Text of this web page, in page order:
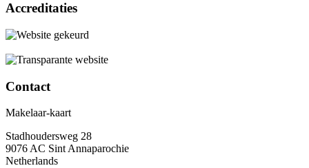
Accreditaties
Contact
Makelaar-kaart
Stadhoudersweg 28
9076 AC Sint Annaparochie
Netherlands